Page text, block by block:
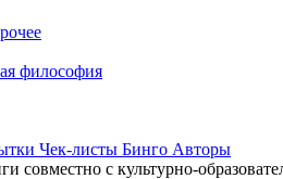
философия
Чек-листы Бинго Авторы
совместно с культурно-